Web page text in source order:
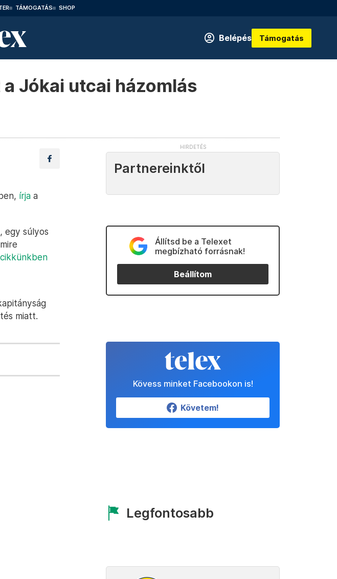
TÁMOGATÁS SHOP
Belépés Támogatás
Jókai utcai házomlás
írja a
egy súlyos
miatt.
Partnereinktől
Állítsd be a Telexet
megbízható forrásnak!
Beállítom
Kövess minket Facebookon is!
Követem!
Legfontosabb